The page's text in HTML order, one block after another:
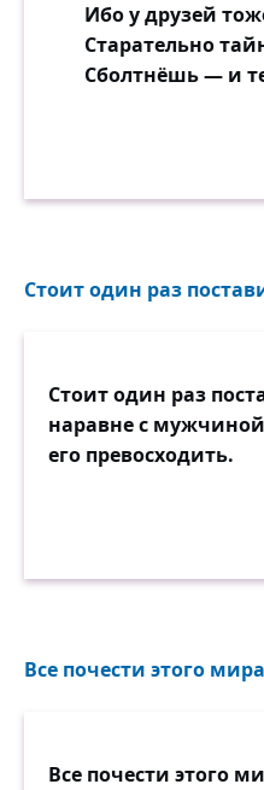
Ибо у друзей
Старательно
Сболтнёшь — и
Стоит один раз
Стоит один раз
наравне с
его превосходить.
Все почести этого
Все почести этого